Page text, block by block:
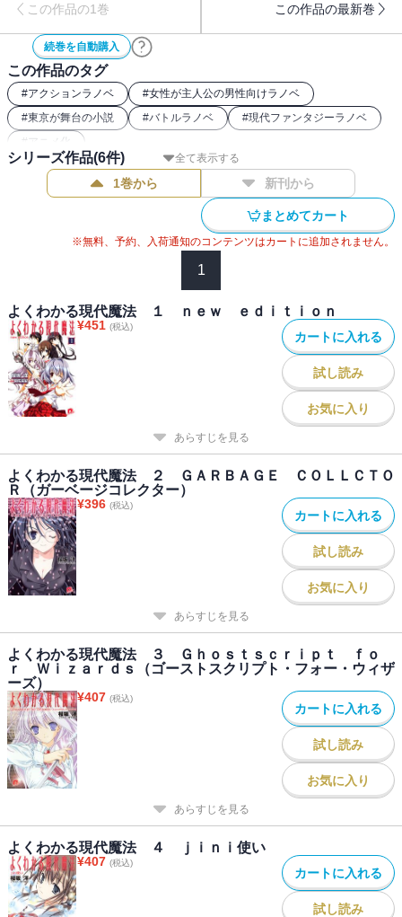
この作品の1巻 この作品の最新巻
続巻を自動購入
この作品のタグ
#アクションラノベ #女性が主人公の男性向けラノベ
#東京が舞台の小説 #バトルラノベ #現代ファンタジーラノベ
# アニメ化
全て表示する
シリーズ作品(6件)
1巻から 新刊から
まとめてカート
※無料、予約、入荷通知のコンテンツはカートに追加されません。
1
よくわかる現代魔法 １ ｎｅｗ ｅｄｉｔｉｏｎ
¥451 (税込)
カートに入れる
試し読み
お気に入り
あらすじを見る
よくわかる現代魔法 ２ ＧＡＲＢＡＧＥ ＣＯＬＬＣＴＯ
Ｒ（ガーベージコレクター）
¥396 (税込)
カートに入れる
試し読み
お気に入り
あらすじを見る
よくわかる現代魔法 ３ Ｇｈｏｓｔｓｃｒｉｐｔ ｆｏ
ｒ Ｗｉｚａｒｄｓ（ゴーストスクリプト・フォー・ウィザ
ーズ）
¥407 (税込)
カートに入れる
試し読み
お気に入り
あらすじを見る
よくわかる現代魔法 ４ ｊｉｎｉ使い
¥407 (税込)
カートに入れる
試し読み